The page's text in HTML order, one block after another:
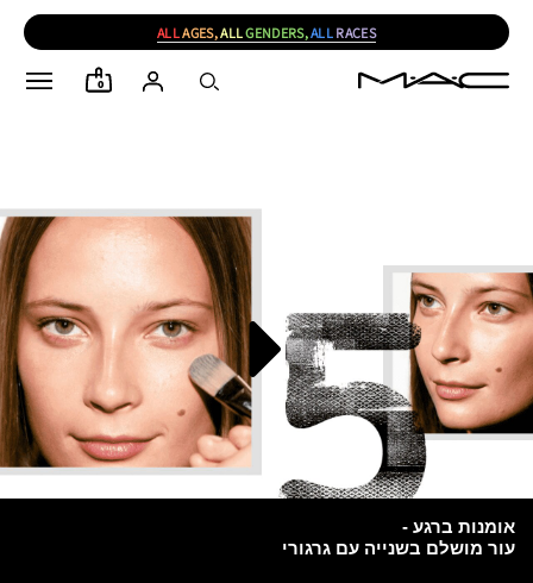
ALLAGES,ALLGENDERS,ALL RACES
0
אומנות ברגע -
עור מושלם בשנייה עם גרגורי